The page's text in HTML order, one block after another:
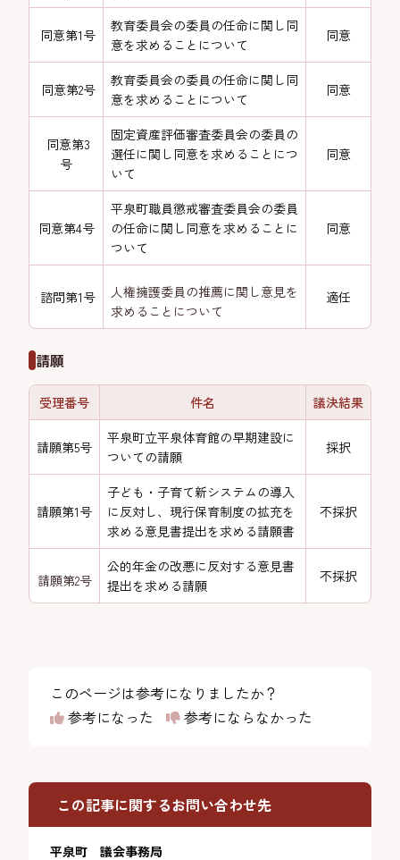
同意第1号
教育委員会の委員の任命に関し同
意を求めることについて
同意
同意第2号
教育委員会の委員の任命に関し同
意を求めることについて
同意
同意第3
号
固定資産評価審査委員会の委員の
選任に関し同意を求めることにつ
いて
同意
同意第4号
平泉町職員懲戒審査委員会の委員
の任命に関し同意を求めることに
ついて
同意
諮問第1号
人権擁護委員の推薦に関し意見を
求めることについて
適任
請願
受理番号 件名 議決結果
請願第5号
平泉町立平泉体育館の早期建設に
ついての請願
採択
請願第1号
子ども・子育て新システムの導入
に反対し、現行保育制度の拡充を
求める意見書提出を求める請願書
不採択
請願第2号
公的年金の改悪に反対する意見書
提出を求める請願
不採択
このページは参考になりましたか？
参考になった
参考にならなかった
この記事に関するお問い合わせ先
平泉町 議会事務局